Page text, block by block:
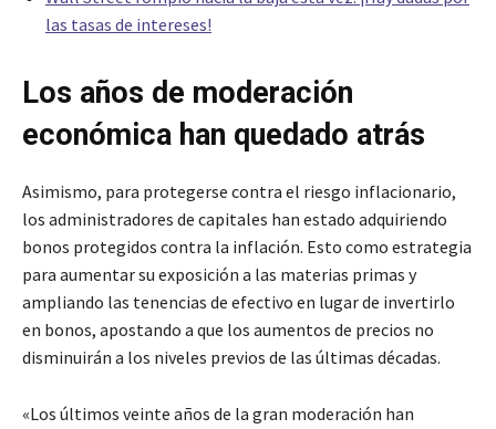
las tasas de intereses!
Los años de moderación
económica han quedado atrás
Asimismo, para protegerse contra el riesgo inflacionario,
los administradores de capitales han estado adquiriendo
bonos protegidos contra la inflación. Esto como estrategia
para aumentar su exposición a las materias primas y
ampliando las tenencias de efectivo en lugar de invertirlo
en bonos, apostando a que los aumentos de precios no
disminuirán a los niveles previos de las últimas décadas.
«Los últimos veinte años de la gran moderación han